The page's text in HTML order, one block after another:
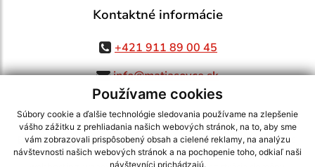
Používame cookies
Súbory cookie a ďalšie technológie sledovania používame na zlepšenie
vášho zážitku z prehliadania našich webových stránok, na to, aby sme
vám zobrazovali prispôsobený obsah a cielené reklamy, na analýzu
návštevnosti našich webových stránok a na pochopenie toho, odkiaľ naši
návštevníci prichádzajú.
Kontaktné informácie
+421 911 89 00 45
info@matiasovce.sk
využite možnosť získavania aktuálnych informácií s využitím RSS
CMS systém (redakčný) systém ECHELON 2,Mapa stránok,web portál